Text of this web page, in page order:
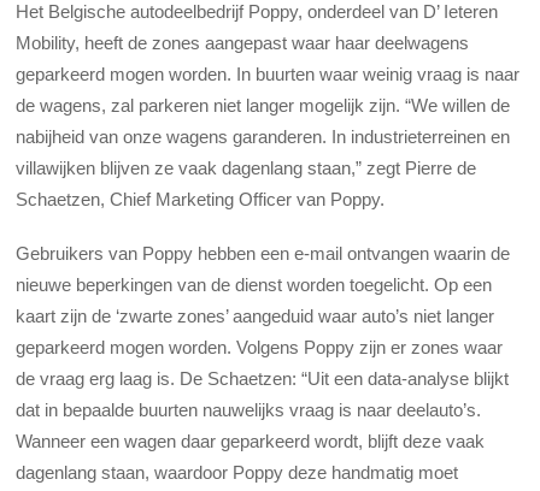
Het Belgische autodeelbedrijf Poppy, onderdeel van D’ Ieteren
Mobility, heeft de zones aangepast waar haar deelwagens
geparkeerd mogen worden. In buurten waar weinig vraag is naar
de wagens, zal parkeren niet langer mogelijk zijn. “We willen de
nabijheid van onze wagens garanderen. In industrieterreinen en
villawijken blijven ze vaak dagenlang staan,” zegt Pierre de
Schaetzen, Chief Marketing Officer van Poppy.
Gebruikers van Poppy hebben een e-mail ontvangen waarin de
nieuwe beperkingen van de dienst worden toegelicht. Op een
kaart zijn de ‘zwarte zones’ aangeduid waar auto’s niet langer
geparkeerd mogen worden. Volgens Poppy zijn er zones waar
de vraag erg laag is. De Schaetzen: “Uit een data-analyse blijkt
dat in bepaalde buurten nauwelijks vraag is naar deelauto’s.
Wanneer een wagen daar geparkeerd wordt, blijft deze vaak
dagenlang staan, waardoor Poppy deze handmatig moet